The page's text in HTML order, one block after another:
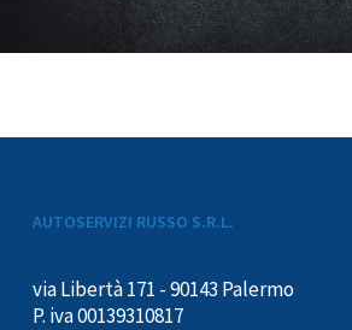
AUTOSERVIZI RUSSO S.R.L.
via Libertà 171 - 90143 Palermo
P. iva 00139310817